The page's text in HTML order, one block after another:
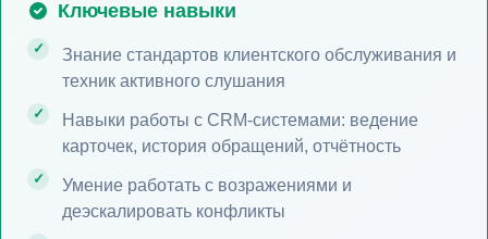
Ключевые навыки
Знание стандартов клиентского обслуживания и
техник активного слушания
Навыки работы с CRM-системами: ведение
карточек, история обращений, отчётность
Умение работать с возражениями и
деэскалировать конфликты